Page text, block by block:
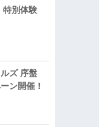
特別体験
ズ 序盤
ン開催！